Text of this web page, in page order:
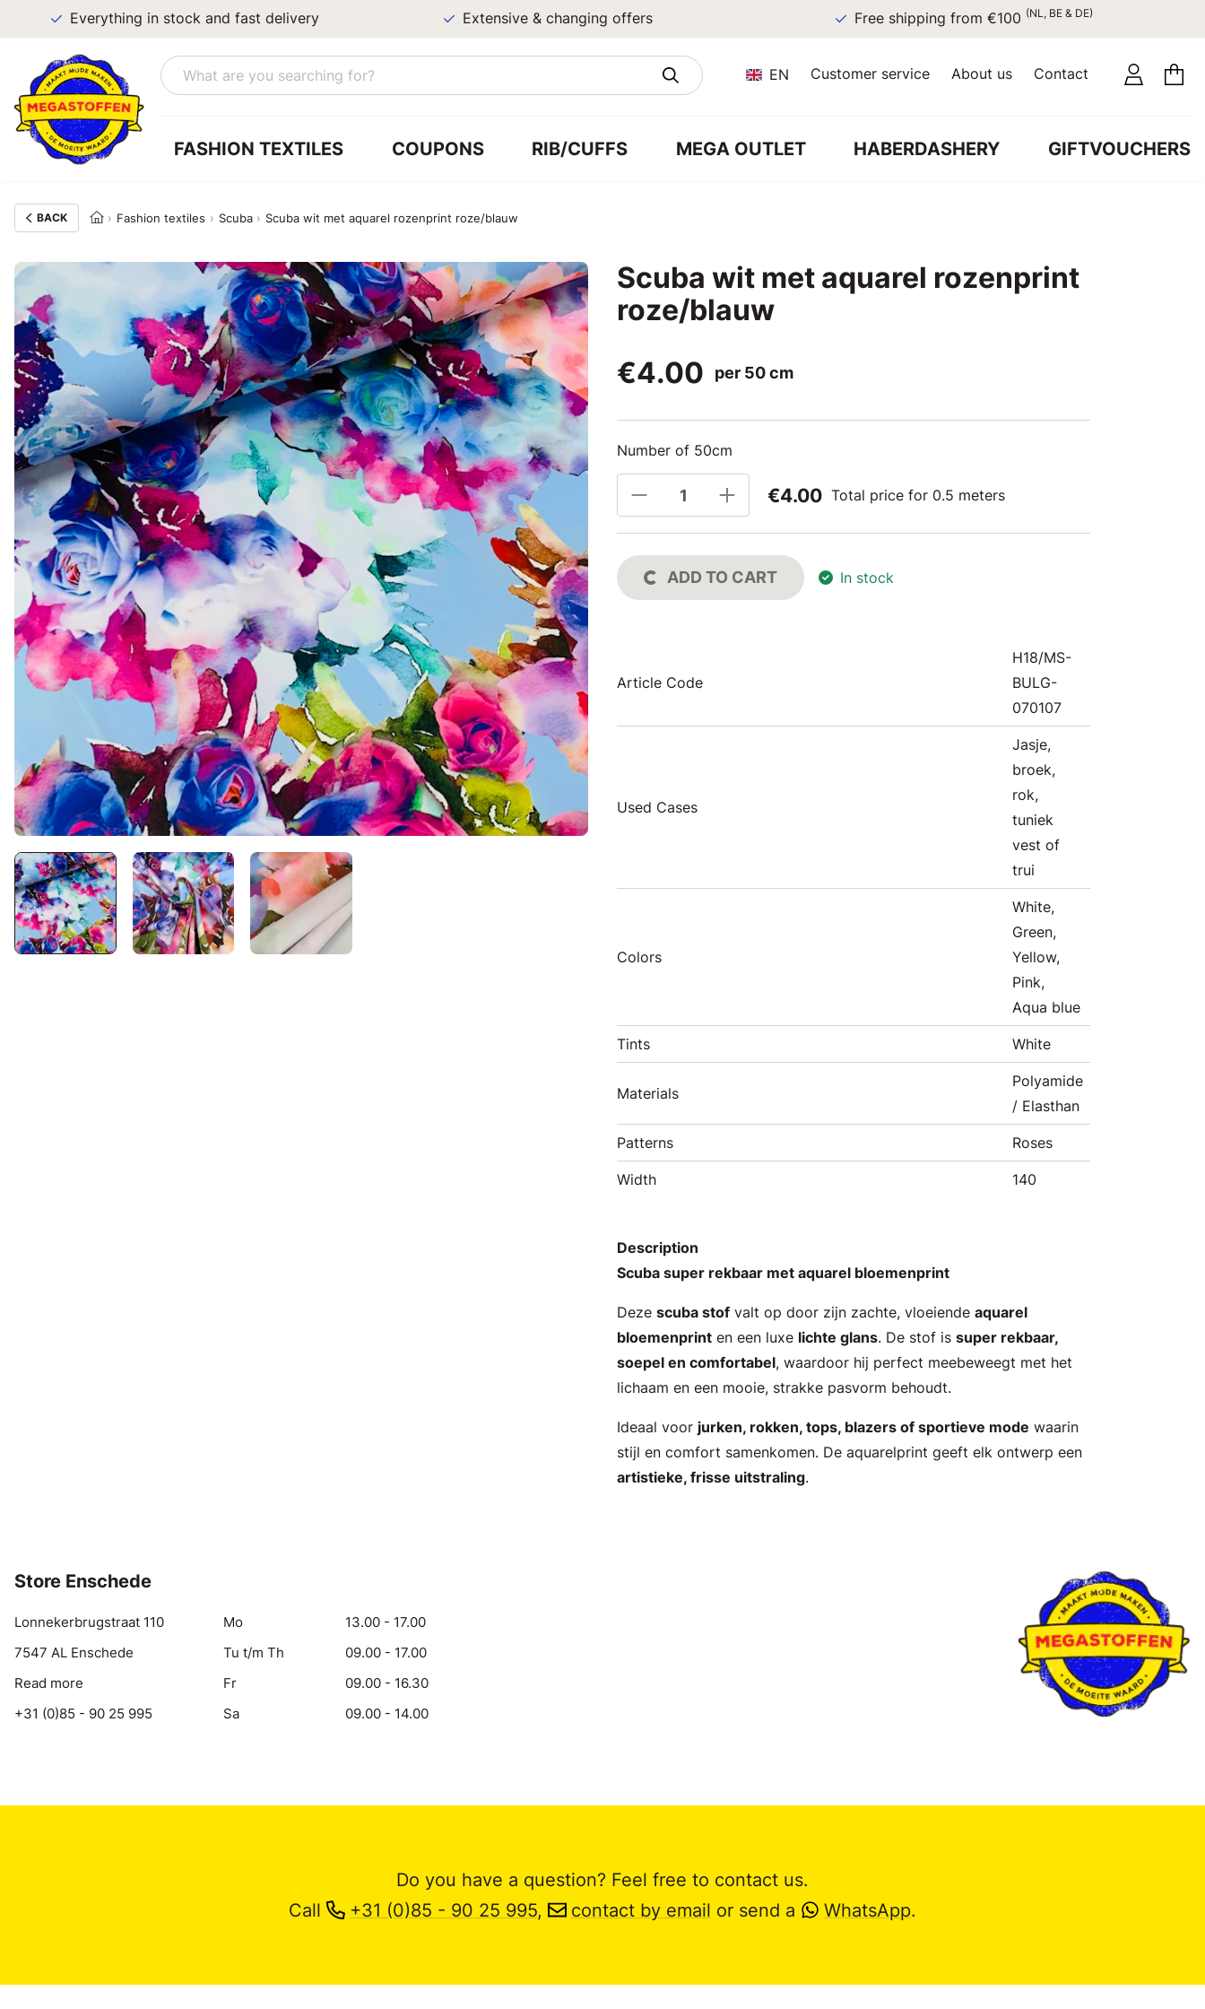
Everything in stock and fast delivery Extensive & changing offers Free shipping from €100(NL, BE & DE)
EN Customer service About us Contact
FASHION TEXTILES COUPONS RIB/CUFFS MEGA OUTLET HABERDASHERY GIFTVOUCHERS
BACK Fashion textiles Scuba Scuba wit met aquarel rozenprint roze/blauw
Scuba wit met aquarel rozenprint
roze/blauw
€4.00
per 50 cm
Number of 50cm
€4.00 Total price for 0.5 meters
ADD TO CART In stock
Article Code
H18/MS-
BULG-
070107
Used Cases
Jasje,
broek,
rok,
tuniek
vest of
trui
Colors
White,
Green,
Yellow,
Pink,
Aqua blue
Tints White
Materials
Polyamide
/ Elasthan
Patterns Roses
Width 140
Description
Scuba super rekbaar met aquarel bloemenprint
Deze scuba stof valt op door zijn zachte, vloeiende aquarel
bloemenprint en een luxe lichte glans. De stof is super rekbaar,
soepel en comfortabel, waardoor hij perfect meebeweegt met het
lichaam en een mooie, strakke pasvorm behoudt.
Ideaal voor jurken, rokken, tops, blazers of sportieve mode waarin
stijl en comfort samenkomen. De aquarelprint geeft elk ontwerp een
artistieke, frisse uitstraling.
Store Enschede
Lonnekerbrugstraat 110
7547 AL Enschede
Read more
+31 (0)85 - 90 25 995
Mo
13.00 - 17.00
Tu t/m Th
09.00 - 17.00
Fr
09.00 - 16.30
Sa
09.00 - 14.00
Do you have a question? Feel free to contact us.
Call
+31 (0)85 - 90 25 995, contact by email or send a WhatsApp.